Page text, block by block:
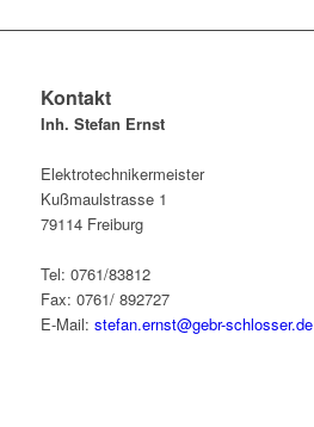
Kontakt
Inh. Stefan Ernst
Elektrotechnikermeister
Kußmaulstrasse 1
79114 Freiburg
Tel: 0761/83812
Fax: 0761/ 892727
E-Mail: stefan.ernst@gebr-schlosser.de